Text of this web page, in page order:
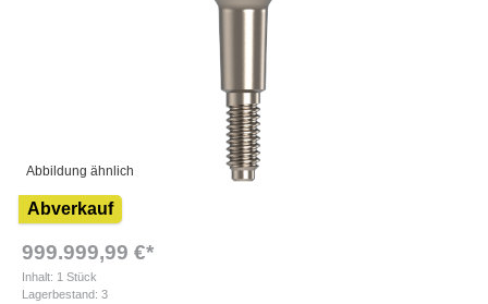
Abbildung ähnlich
Abverkauf
999.999,99 €*
Inhalt: 1 Stück
Lagerbestand: 3